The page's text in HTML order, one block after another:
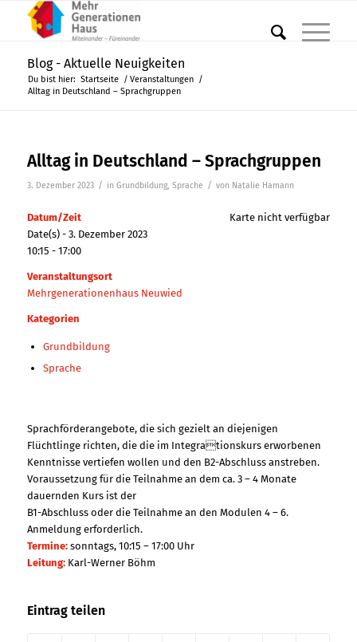
Blog - Aktuelle Neuigkeiten
Du bist hier: Startseite / Veranstaltungen /
Alltag in Deutschland – Sprachgruppen
Alltag in Deutschland – Sprachgruppen
3. Dezember 2023 / in Grundbildung, Sprache / von Natalie Hamann
Karte nicht verfügbar
Datum/Zeit
Date(s) - 3. Dezember 2023
10:15 - 17:00
Veranstaltungsort
Mehrgenerationenhaus Neuwied
Kategorien
Grundbildung
Sprache
Sprachförderangebote, die sich gezielt an diejenigen
Flüchtlinge richten, die die im Integrationskurs erworbenen
Kenntnisse vertiefen wollen und den B2-Abschluss anstreben.
Voraussetzung für die Teilnahme an dem ca. 3 – 4 Monate
dauernden Kurs ist der
B1-Abschluss oder die Teilnahme an den Modulen 4 – 6.
Anmeldung erforderlich.
Termine:sonntags, 10:15 – 17:00 Uhr
Leitung:Karl-Werner Böhm
Eintrag teilen